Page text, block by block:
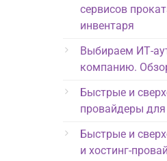
сервисов
инвентаря
Выбираем ИТ-
компанию.
Быстрые и
провайдеры
Быстрые и
и хостинг-